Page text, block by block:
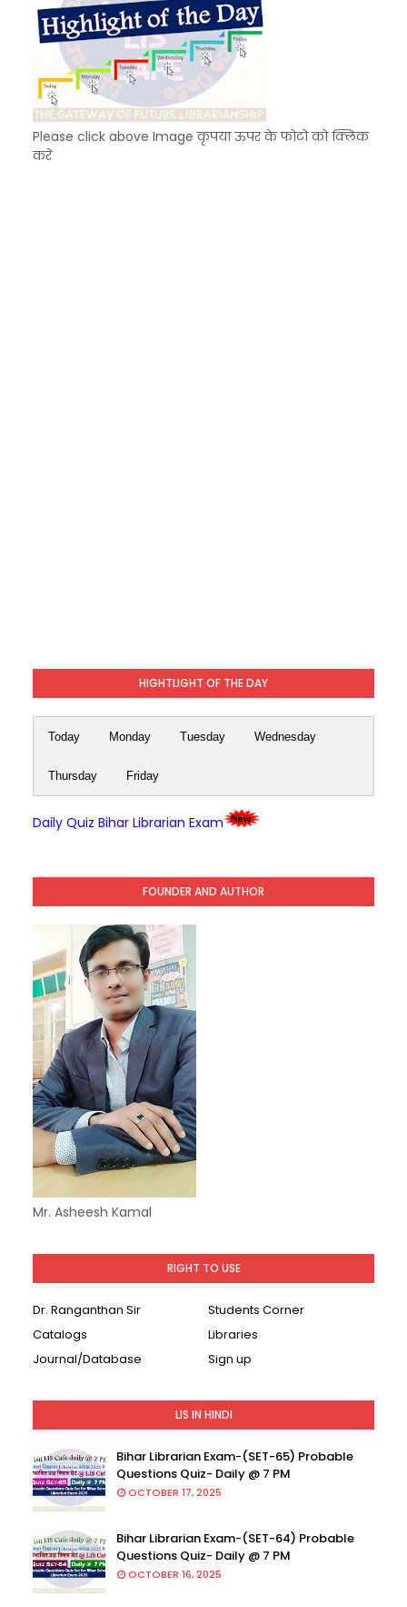
Please click above Image कृपया ऊपर के फोटो को क्लिक
करें
HIGHTLIGHT OF THE DAY
Today Monday Tuesday Wednesday
Thursday Friday
Daily Quiz Bihar Librarian Exam
FOUNDER AND AUTHOR
Mr. Asheesh Kamal
RIGHT TO USE
Dr. Ranganthan Sir
Students Corner
Catalogs
Libraries
Journal/Database
Sign up
LIS IN HINDI
Bihar Librarian Exam-(SET-65) Probable
Questions Quiz- Daily @ 7 PM
OCTOBER 17, 2025
Bihar Librarian Exam-(SET-64) Probable
Questions Quiz- Daily @ 7 PM
OCTOBER 16, 2025